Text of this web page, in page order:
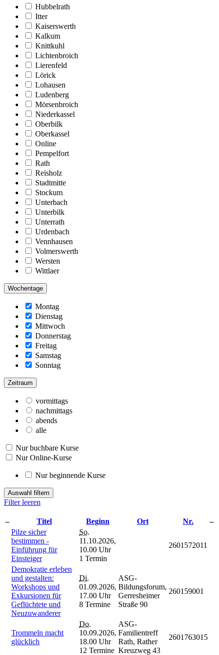
Hubbelrath
Itter
Kaiserswerth
Kalkum
Knittkuhl
Lichtenbroich
Lierenfeld
Lörick
Lohausen
Ludenberg
Mörsenbroich
Niederkassel
Oberbilk
Oberkassel
Online
Pempelfort
Rath
Reisholz
Stadtmitte
Stockum
Unterbach
Unterbilk
Unterrath
Urdenbach
Vennhausen
Volmerswerth
Wersten
Wittlaer
Wochentage
Montag
Dienstag
Mittwoch
Donnerstag
Freitag
Samstag
Sonntag
Zeitraum
vormittags
nachmittags
abends
alle
Nur buchbare Kurse
Nur Online-Kurse
Nur beginnende Kurse
Auswahl filtern
Filter leeren
– Titel Beginn Ort Nr.
–
Pilze sicher
bestimmen -
Einführung für
Einsteiger
So.
11.10.2026,
10.00 Uhr
1 Termin
2601572011
Demokratie erleben
und gestalten:
Workshops und
Exkursionen für
Geflüchtete und
Neuzuwanderer
Di.
01.09.2026,
17.00 Uhr
8 Termine
ASG-
Bildungsforum,
Gerresheimer
Straße 90
260159001
Trommeln macht
glücklich
Do.
10.09.2026,
18.00 Uhr
12 Termine
ASG-
Familientreff
Rath, Rather
Kreuzweg 43
2601763015